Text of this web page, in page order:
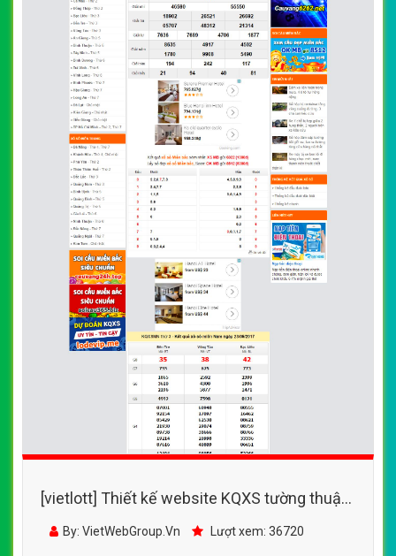
[vietlott] Thiết kế website KQXS tường thuật
trực tiếp đẹp SEO tốt
By: VietWebGroup.Vn Lượt xem: 36720